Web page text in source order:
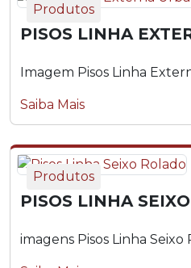
Produtos
PISOS LINHA
Imagem Pisos Linha
Saiba Mais
Produtos
PISOS LINHA
imagens Pisos Linha Seixo